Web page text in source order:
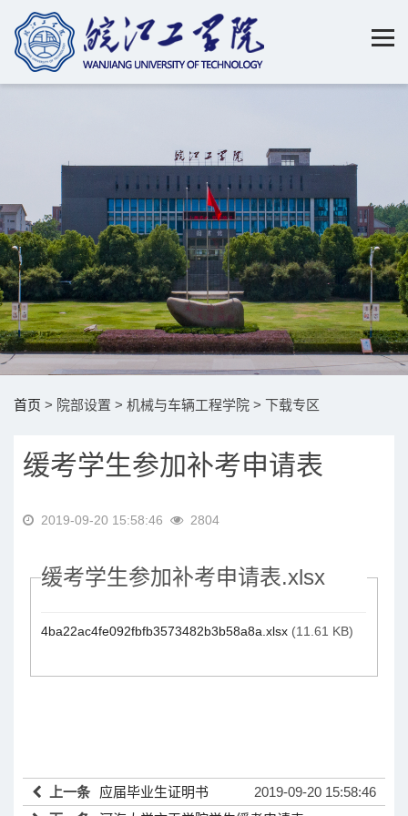
首页 > 院部设置 > 机械与车辆工程学院 > 下载专区
缓考学生参加补考申请表
2019-09-20 15:58:46 2804
缓考学生参加补考申请表.xlsx
4ba22ac4fe092fbfb3573482b3b58a8a.xlsx (11.61 KB)
上一条 应届毕业生证明书
2019-09-20 15:58:46